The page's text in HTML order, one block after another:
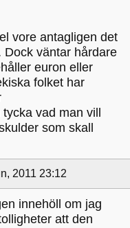
vore antagligen det
Dock väntar hårdare
euron eller
folket har
vad man vill
som skall
2011 23:12
innehöll om jag
att den